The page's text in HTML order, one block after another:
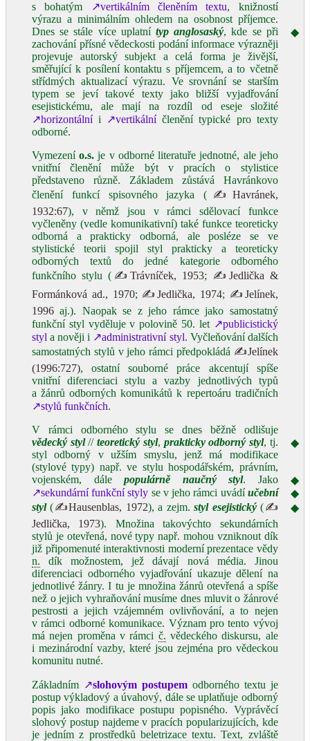
s bohatým
↗vertikálním členěním textu, knižností
výrazu a minimálním ohledem na osobnost příjemce.
Dnes se stále více uplatní typ anglosaský, kde se při
zachování přísné vědeckosti podání informace výrazněji
projevuje autorský subjekt a celá forma je živější,
směřující k posílení kontaktu s příjemcem, a to včetně
střídmých aktualizací výrazu. Ve srovnání se starším
typem se jeví takové texty jako bližší vyjadřování
esejistickému, ale mají na rozdíl od eseje složité
↗horizontálníi ↗vertikálníčlenění typické pro texty
odborné.
Vymezenío.s. je v odborné literatuře jednotné, ale jeho
vnitřní členění může být v pracích o stylistice
představeno různě. Základem zůstává Havránkovo
členění funkcí spisovného jazyka ( ✍Havránek,
1932:67), v němž jsou v rámci sdělovací funkce
vyčleněny (vedle komunikativní) také funkce teoreticky
odborná a prakticky odborná, ale posléze se ve
stylistické teorii spojil styl prakticky a teoreticky
odborných textů do jedné kategorie odborného
funkčního stylu ( ✍Trávníček, 1953; ✍Jedlička &
Formánková ad., 1970; ✍Jedlička, 1974; ✍Jelínek,
1996 aj.). Naopak se z jeho rámce jako samostatný
funkční styl vyděluje v polovině 50. let ↗publicistický
styl a nověji i ↗administrativní styl. Vyčleňování dalších
samostatných stylů v jeho rámci předpokládá ✍Jelínek
(1996:727), ostatní souborné práce akcentují spíše
vnitřní diferenciaci stylu a vazby jednotlivých typů
a žánrů odborných komunikátů k repertoáru tradičních
↗stylů funkčních.
V rámci odborného stylu se dnes běžně odlišuje
vědecký styl//teoretický styl, prakticky odborný styl, tj.
styl odborný v užším smyslu, jenž má modifikace
(stylové typy) např. ve stylu hospodářském, právním,
vojenském, dálepopulárně naučný styl. Jako
↗sekundární funkční styly se v jeho rámci uvádíučební
styl(✍Hausenblas, 1972), a zejm.styl esejistický(✍
Jedlička, 1973). Množina takovýchto sekundárních
stylů je otevřená, nové typy např. mohou vzniknout dík
již připomenuté interaktivnosti moderní prezentace vědy
n. dík možnostem, jež dávají nová média. Jinou
diferenciaci odborného vyjadřování ukazuje dělení na
jednotlivé žánry. I tu je množina žánrů otevřená a spíše
než o jejich vyhraňování musíme dnes mluvit o žánrové
pestrosti a jejich vzájemném ovlivňování, a to nejen
v rámci odborné komunikace. Význam pro tento vývoj
má nejen proměna v rámci č. vědeckého diskursu, ale
i mezinárodní vazby, které jsou zejména pro vědeckou
komunitu nutné.
Základním ↗slohovým postupemodborného textu je
postup výkladový a úvahový, dále se uplatňuje odborný
popis jako modifikace postupu popisného. Vyprávěcí
slohový postup najdeme v pracích popularizujících, kde
je jedním z prostředků beletrizace textu. Text, zvláště
◆
◆
◆
◆
◆